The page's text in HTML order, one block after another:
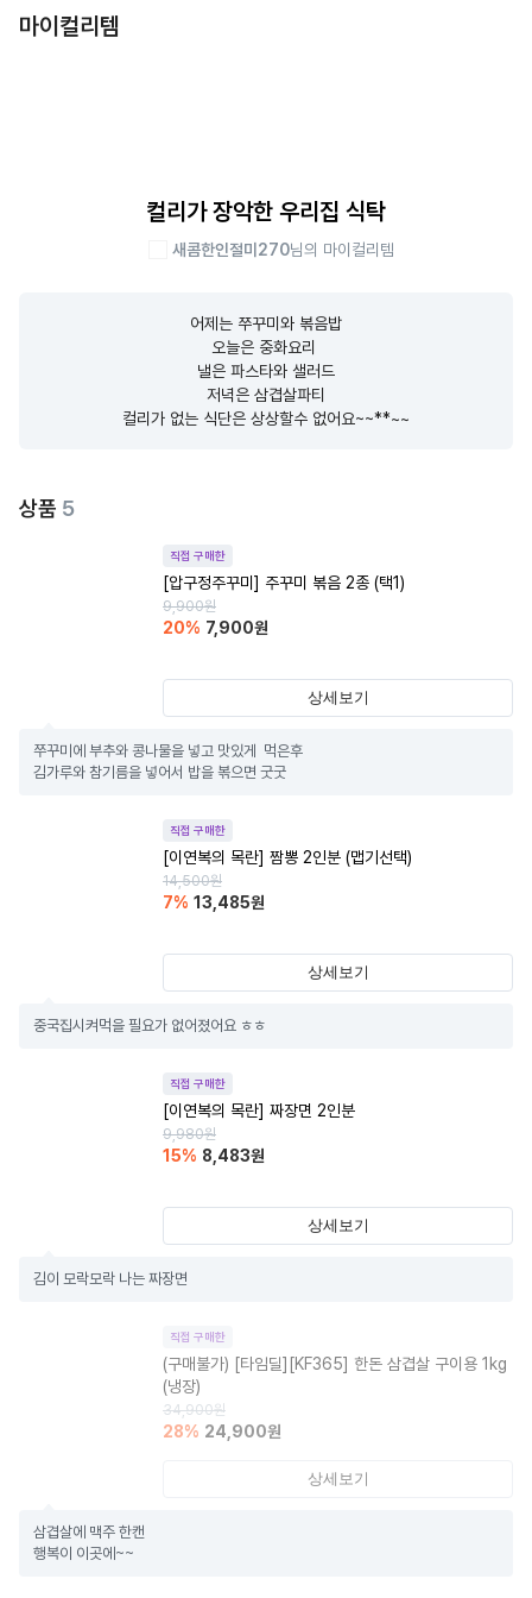
마이컬리템
컬리가 장악한 우리집 식탁
새콤한인절미270님의 마이컬리템
어제는 쭈꾸미와 볶음밥
오늘은 중화요리
낼은 파스타와 샐러드
저녁은 삼겹살파티
컬리가 없는 식단은 상상할수 없어요~~**~~
상품 5
직접 구매한
[압구정주꾸미] 주꾸미 볶음 2종 (택1)
9,900원
20% 7,900원
상세보기
쭈꾸미에 부추와 콩나물을 넣고 맛있게  먹은후
김가루와 참기름을 넣어서 밥을 볶으면 굿굿
직접 구매한
[이연복의 목란] 짬뽕 2인분 (맵기선택)
14,500원
7% 13,485원
상세보기
중국집시켜먹을 필요가 없어졌어요 ㅎㅎ
직접 구매한
[이연복의 목란] 짜장면 2인분
9,980원
15% 8,483원
상세보기
김이 모락모락 나는 짜장면
직접 구매한
(구매불가) [타임딜][KF365] 한돈 삼겹살 구이용 1kg
(냉장)
34,900원
28% 24,900원
상세보기
삼겹살에 맥주 한캔
행복이 이곳에~~